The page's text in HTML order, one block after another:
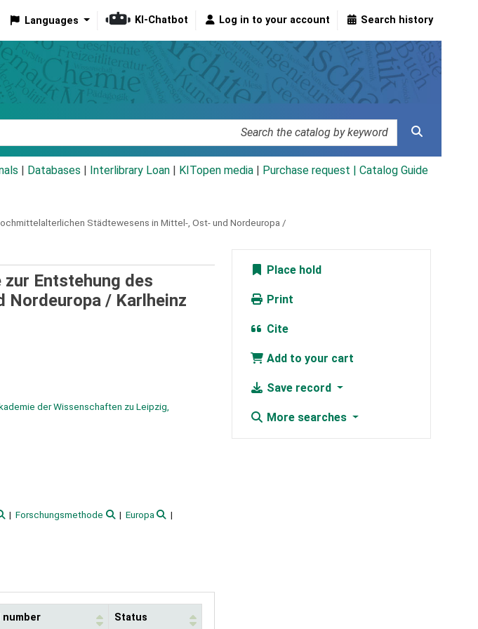
Languages KI-Chatbot Log in to your account Search history
Databases Interlibrary Loan KITopen media Purchase request | Catalog Guide
Städtewesens in Mittel-, Ost- und Nordeuropa /
Entstehung des
Nordeuropa / Karlheinz
der Wissenschaften zu Leipzig,
Forschungsmethode
Europa
number Status
Place hold
Print
Cite
Add to your cart
Save record
More searches